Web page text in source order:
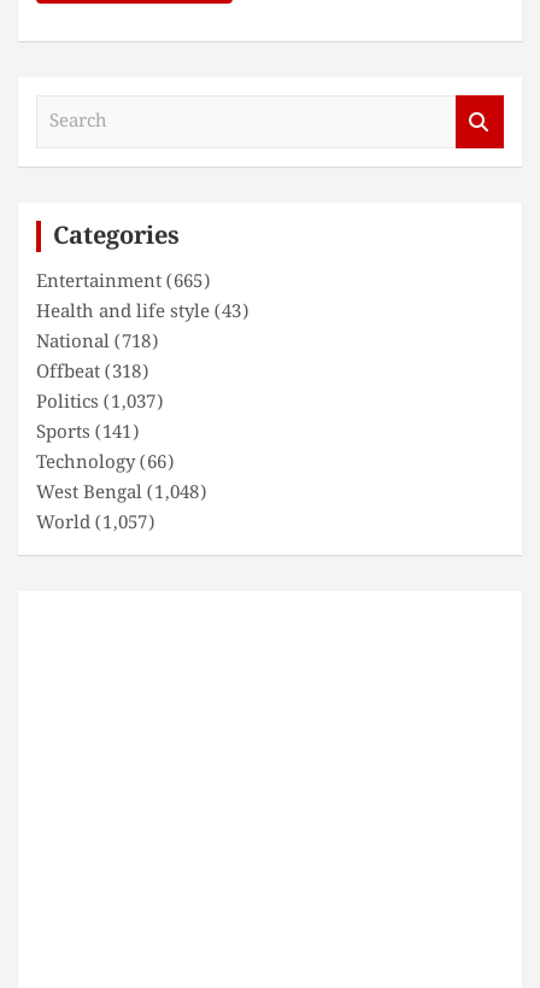
Categories
Entertainment(665)
Health and life style(43)
National(718)
Offbeat(318)
Politics (1,037)
Sports (141)
Technology(66)
West Bengal(1,048)
World(1,057)